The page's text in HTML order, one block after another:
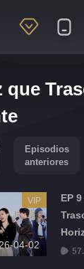
que
Episodios
anteriores
04-02
VIP
EP